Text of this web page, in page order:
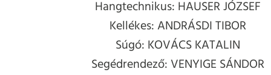
Hangtechnikus: HAUSER JÓZSEF
Kellékes: ANDRÁSDI TIBOR
Súgó: KOVÁCS KATALIN
Segédrendező: VENYIGE SÁNDOR